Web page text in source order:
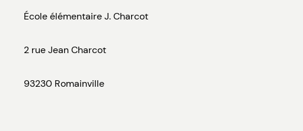
École élémentaire J. Charcot
2 rue Jean Charcot
93230 Romainville